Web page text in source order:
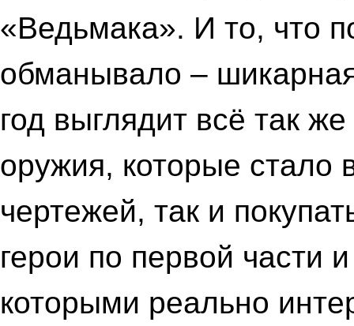
«Ведьмака». И то, что
обманывало –
год выглядит всё так
оружия, которые стало
чертежей, так и
герои по первой части
которыми реально